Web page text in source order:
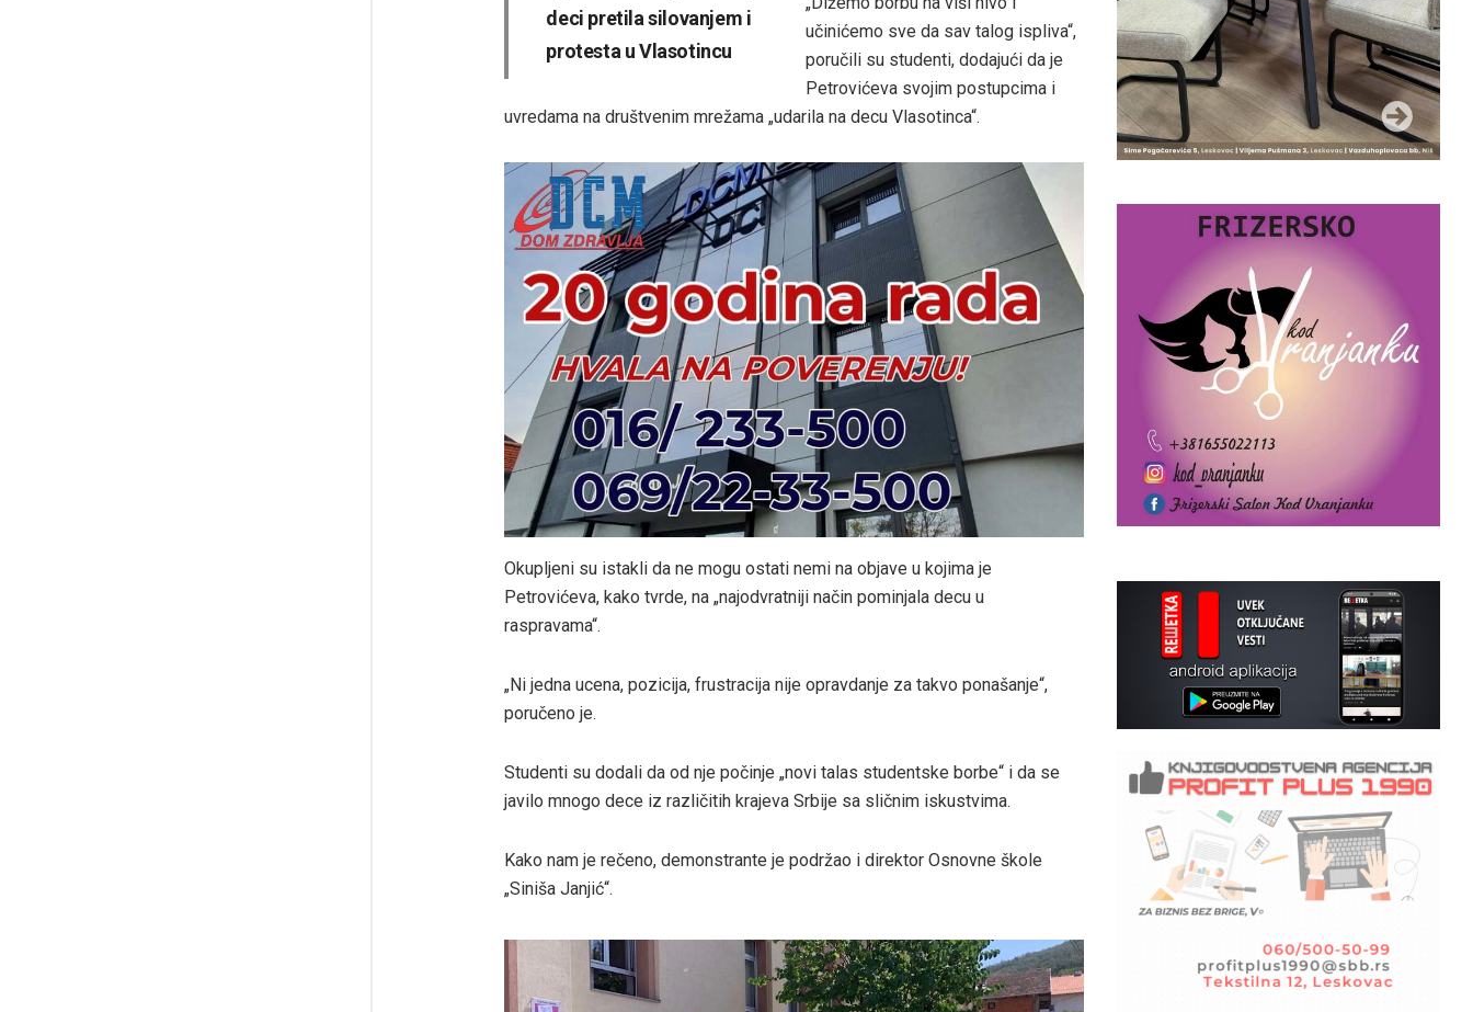
deci pretila silovanjem i
protesta u Vlasotincu
učinićemo sve da sav talog ispliva“,
poručili su studenti, dodajući da je
Petrovićeva svojim postupcima i
uvredama na društvenim mrežama „udarila na decu Vlasotinca“.
Okupljeni su istakli da ne mogu ostati nemi na objave u kojima je
Petrovićeva, kako tvrde, na „najodvratniji način pominjala decu u
raspravama“.
„Ni jedna ucena, pozicija, frustracija nije opravdanje za takvo ponašanje“,
poručeno je.
Studenti su dodali da od nje počinje „novi talas studentske borbe“ i da se
javilo mnogo dece iz različitih krajeva Srbije sa sličnim iskustvima.
Kako nam je rečeno, demonstrante je podržao i direktor Osnovne škole
„Siniša Janjić“.